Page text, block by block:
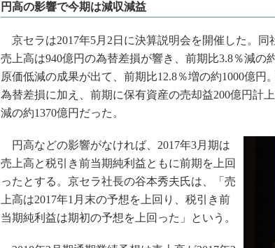
光伝送技術を知る
“異端児エンジニア”が仕掛けた社内
改革、執念の180日
イノベーションは日本を救うのか
「英語に愛されないエンジニア」の
ための新行動論
円高の影響で今期は減収減益
京セラは2017年5月2日に決算説明会を開催した。同
売上高は940億円の為替差損が響き、前期比3.8％減の
原価低減の成果が出て、前期比12.8％増の約1000億円
為替差損に加え、前期に保有資産の売却益200億円計
減の約1370億円だった。
円高などの影響がなければ、2017年3月期は
売上高と税引き前当期純利益ともに前期を上回
ったとする。京セラ社長の谷本秀夫氏は、「売
上高は2017年1月末の予想を上回り、税引き前
当期純利益は期初の予想を上回った」という。